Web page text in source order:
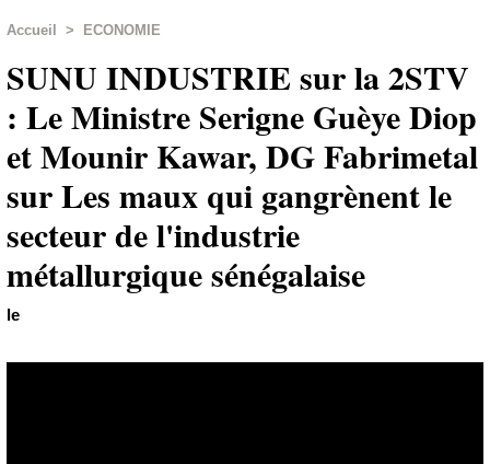
Accueil > ECONOMIE
SUNU INDUSTRIE sur la 2STV
: Le Ministre Serigne Guèye Diop
et Mounir Kawar, DG Fabrimetal
sur Les maux qui gangrènent le
secteur de l'industrie
métallurgique sénégalaise
le